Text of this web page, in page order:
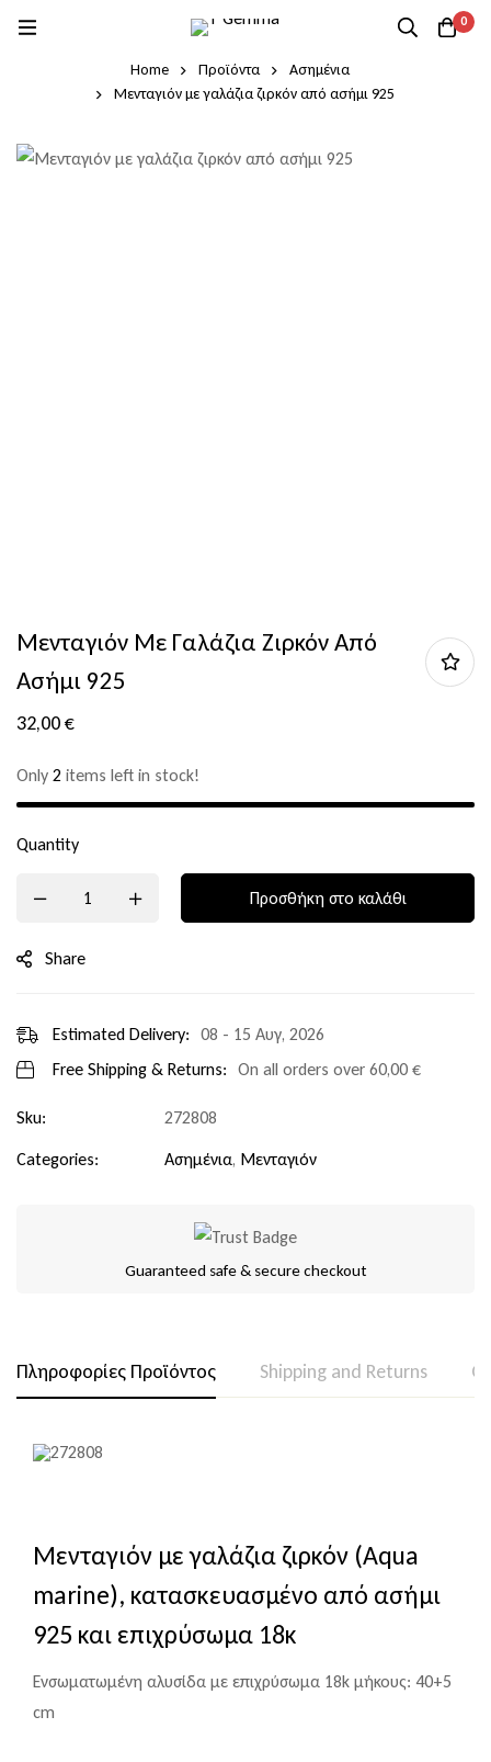
0
Home Προϊόντα
Ασημένια
Μενταγιόν με γαλάζια ζιρκόν από ασήμι 925
Μενταγιόν Με Γαλάζια Ζιρκόν Από
Ασήμι 925
32,00€
Only 2 items left in stock!
Quantity
Προσθήκη στο καλάθι
Share
Estimated Delivery: 08 - 15 Αυγ, 2026
Free Shipping & Returns: On all orders over 60,00 €
Sku:
272808
Categories:
Ασημένια, Μενταγιόν
Guaranteed safe & secure checkout
Πληροφορίες Προϊόντος Shipping and Returns
Μενταγιόν με γαλάζια ζιρκόν (Aqua
marine), κατασκευασμένο από ασήμι
925 και επιχρύσωμα 18κ
Ενσωματωμένη αλυσίδα με επιχρύσωμα 18k μήκους: 40+5
cm